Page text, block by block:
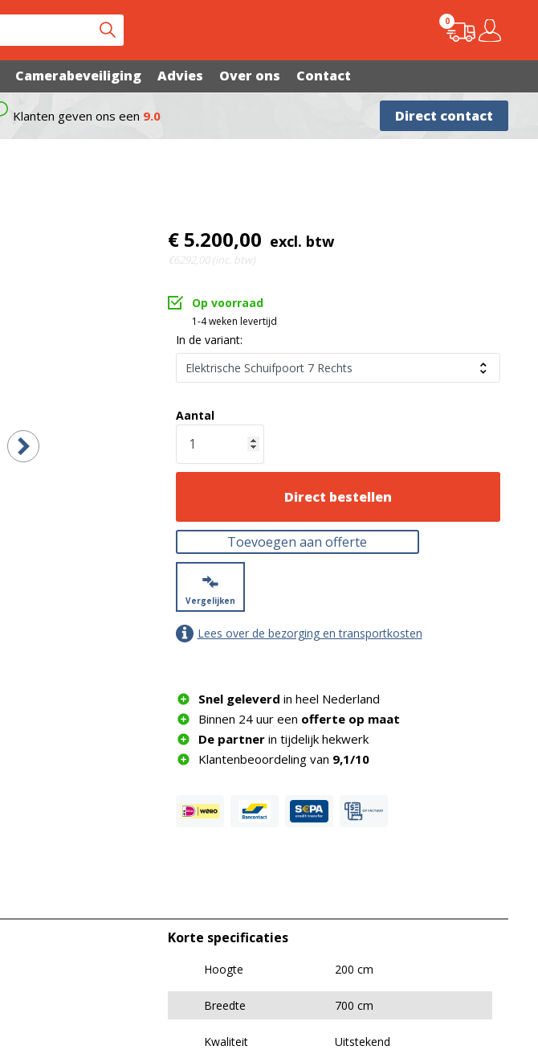
0
Camerabeveiliging Advies Over ons Contact
Klanten geven ons een 9.0 Direct contact
€ 5.200,00 excl. btw
€6292,00 (inc. btw)
Op voorraad
1-4 weken levertijd
In de variant:
Aantal
Direct bestellen
Toevoegen aan offerte
Vergelijken
Lees over de bezorging en transportkosten
Snel geleverd in heel Nederland
Binnen 24 uur een offerte op maat
De partnerin tijdelijk hekwerk
Klantenbeoordeling van 9,1/10
Advies nodig?
Korte specificaties
Hoogte 200 cm
Breedte 700 cm
Kwaliteit Uitstekend